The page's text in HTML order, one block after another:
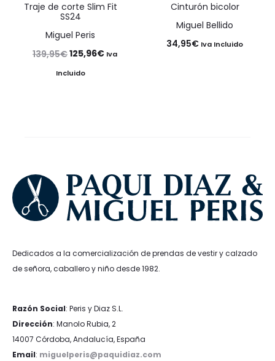
Traje de corte Slim Fit
SS24
Miguel Peris
139,95€El
precio
125,96€ElIva
Incluido
Cinturón bicolor
Miguel Bellido
34,95€ Iva Incluido
Dedicados a la comercialización de prendas de vestir y calzado
de señora, caballero y niño desde 1982.
Razón Social: Peris y Diaz S.L.
Dirección: Manolo Rubia, 2
14007 Córdoba, Andalucía, España
Email: miguelperis@paquidiaz.com